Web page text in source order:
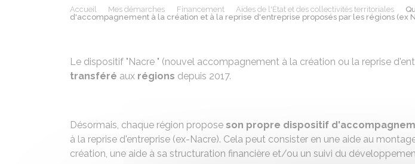
Accueil Mes démarches Financement Aides de l'État et des collectivités territoriales
d'accompagnement à la création et à la reprise d'entreprise proposés par les régions (ex
Le dispositif "Nacre " (nouvel accompagnement à la création ou la reprise
transféré aux régions depuis 2017.
Désormais, chaque région propose son propre dispositif
à la reprise d'entreprise (ex-Nacre). Cela peut consister en une aide au
création, une aide à sa structuration financière et/ou un suivi du